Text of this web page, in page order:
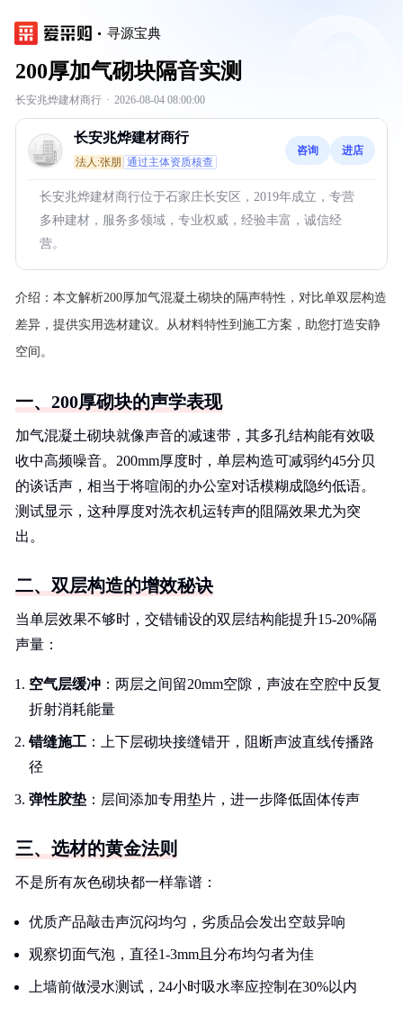
寻源宝典
200厚加气砌块隔音实测
长安兆烨建材商行 · 2026-08-04 08:00:00
长安兆烨建材商行
法人:张朋 通过主体资质核查
咨询 进店
长安兆烨建材商行位于石家庄长安区，2019年成立，专营
多种建材，服务多领域，专业权威，经验丰富，诚信经
营。
介绍： 本文解析200厚加气混凝土砌块的隔声特性，对比单双层构造
差异，提供实用选材建议。从材料特性到施工方案，助您打造安静
空间。
一、200厚砌块的声学表现
加气混凝土砌块就像声音的减速带，其多孔结构能有效吸
收中高频噪音。200mm厚度时，单层构造可减弱约45分贝
的谈话声，相当于将喧闹的办公室对话模糊成隐约低语。
测试显示，这种厚度对洗衣机运转声的阻隔效果尤为突
出。
二、双层构造的增效秘诀
当单层效果不够时，交错铺设的双层结构能提升15-20%隔
声量：
空气层缓冲 ：两层之间留20mm空隙，声波在空腔中反复
折射消耗能量
错缝施工 ：上下层砌块接缝错开，阻断声波直线传播路
径
弹性胶垫 ：层间添加专用垫片，进一步降低固体传声
三、选材的黄金法则
不是所有灰色砌块都一样靠谱：
优质产品敲击声沉闷均匀，劣质品会发出空鼓异响
观察切面气泡，直径1-3mm且分布均匀者为佳
上墙前做浸水测试，24小时吸水率应控制在30%以内